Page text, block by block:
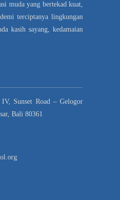
muda yang bertekad kuat,
terciptanya lingkungan
kasih sayang, kedamaian
Sunset Road – Gelogor
Bali 80361